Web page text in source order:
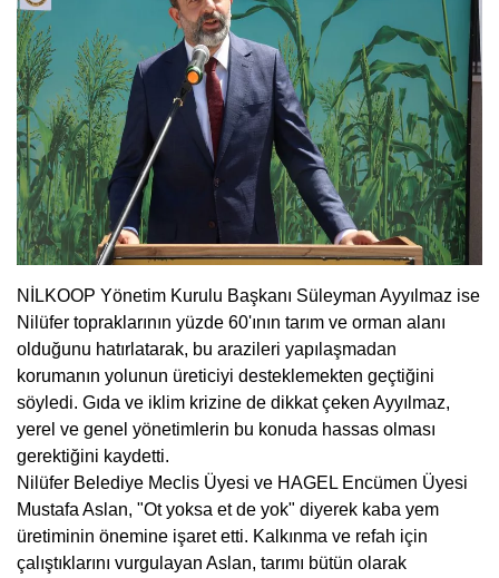
NİLKOOP Yönetim Kurulu Başkanı Süleyman Ayyılmaz ise
Nilüfer topraklarının yüzde 60'ının tarım ve orman alanı
olduğunu hatırlatarak, bu arazileri yapılaşmadan
korumanın yolunun üreticiyi desteklemekten geçtiğini
söyledi. Gıda ve iklim krizine de dikkat çeken Ayyılmaz,
yerel ve genel yönetimlerin bu konuda hassas olması
gerektiğini kaydetti.
Nilüfer Belediye Meclis Üyesi ve HAGEL Encümen Üyesi
Mustafa Aslan, "Ot yoksa et de yok" diyerek kaba yem
üretiminin önemine işaret etti. Kalkınma ve refah için
çalıştıklarını vurgulayan Aslan, tarımı bütün olarak